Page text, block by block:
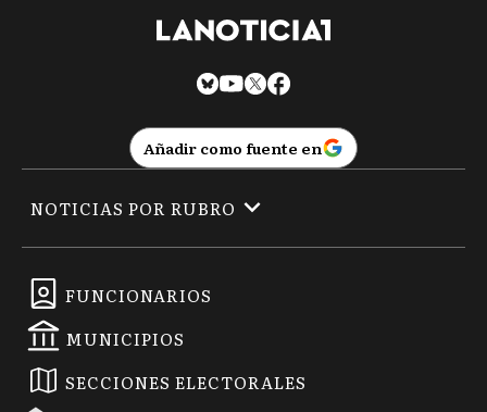
Añadir como fuente en
FUNCIONARIOS
MUNICIPIOS
SECCIONES ELECTORALES
NOTICIAS POR RUBRO